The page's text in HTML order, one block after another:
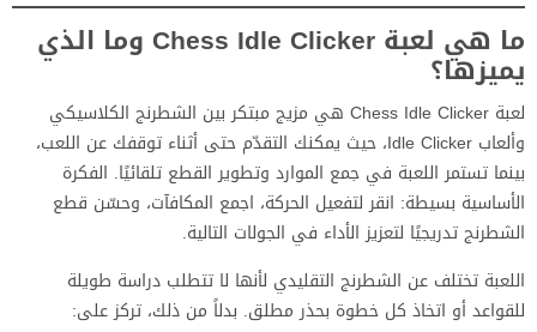
ما هي لعبة Chess Idle Clicker وما الذي
يميزها؟
لعبة Chess Idle Clicker هي مزيج مبتكر بين الشطرنج الكلاسيكي
وألعاب Idle Clicker، حيث يمكنك التقدّم حتى أثناء توقفك عن اللعب،
بينما تستمر اللعبة في جمع الموارد وتطوير القطع تلقائيًا. الفكرة
الأساسية بسيطة: انقر لتفعيل الحركة، اجمع المكافآت، وحسّن قطع
الشطرنج تدريجيًا لتعزيز الأداء في الجولات التالية.
اللعبة تختلف عن الشطرنج التقليدي لأنها لا تتطلب دراسة طويلة
للقواعد أو اتخاذ كل خطوة بحذر مطلق. بدلاً من ذلك، تركز على: